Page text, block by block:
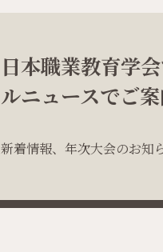
日本職業教育学
ルニュースでご案
新着情報、年次大会のお知